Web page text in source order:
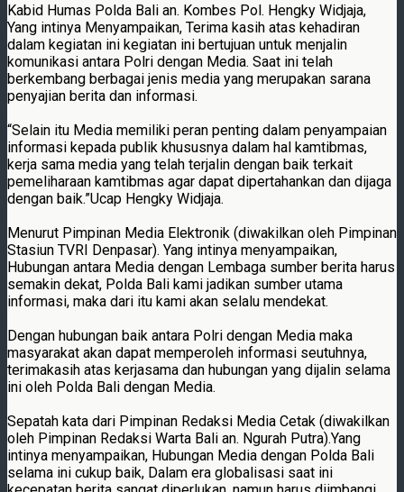
Kabid Humas Polda Bali an. Kombes Pol. Hengky Widjaja,
Yang intinya Menyampaikan, Terima kasih atas kehadiran
dalam kegiatan ini kegiatan ini bertujuan untuk menjalin
komunikasi antara Polri dengan Media. Saat ini telah
berkembang berbagai jenis media yang merupakan sarana
penyajian berita dan informasi.
“Selain itu Media memiliki peran penting dalam penyampaian
informasi kepada publik khususnya dalam hal kamtibmas,
kerja sama media yang telah terjalin dengan baik terkait
pemeliharaan kamtibmas agar dapat dipertahankan dan dijaga
dengan baik.”Ucap Hengky Widjaja.
Menurut Pimpinan Media Elektronik (diwakilkan oleh Pimpinan
Stasiun TVRI Denpasar). Yang intinya menyampaikan,
Hubungan antara Media dengan Lembaga sumber berita harus
semakin dekat, Polda Bali kami jadikan sumber utama
informasi, maka dari itu kami akan selalu mendekat.
Dengan hubungan baik antara Polri dengan Media maka
masyarakat akan dapat memperoleh informasi seutuhnya,
terimakasih atas kerjasama dan hubungan yang dijalin selama
ini oleh Polda Bali dengan Media.
Sepatah kata dari Pimpinan Redaksi Media Cetak (diwakilkan
oleh Pimpinan Redaksi Warta Bali an. Ngurah Putra).Yang
intinya menyampaikan, Hubungan Media dengan Polda Bali
selama ini cukup baik, Dalam era globalisasi saat ini